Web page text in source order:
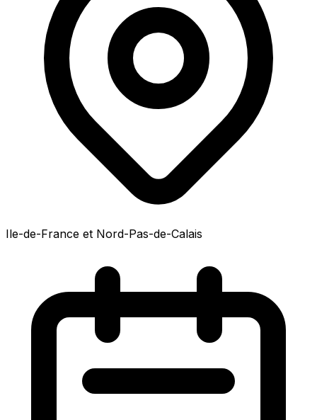
Ile-de-France et Nord-Pas-de-Calais